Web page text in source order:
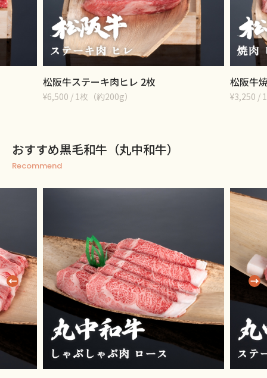
松阪牛ステーキ肉ヒレ 2枚
¥6,500 / 1枚（約200g）
松阪牛
¥3,250 /
おすすめ黒毛和牛（丸中和牛）
Recommend